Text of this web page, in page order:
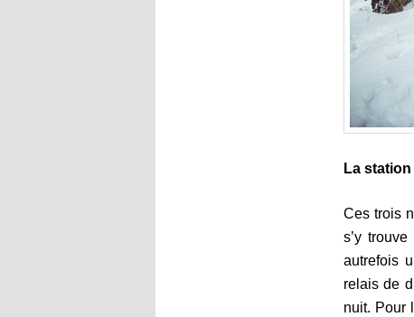
La
Ces trois
s’y
autrefois
relais de
nuit. Pour